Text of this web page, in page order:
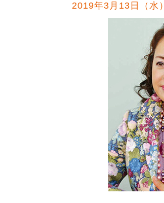
2019年3月13日（水）